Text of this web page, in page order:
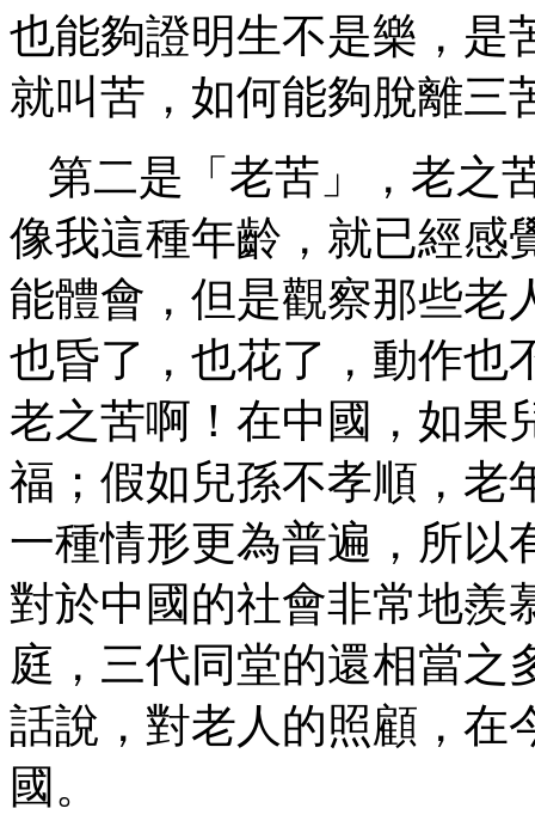
也能夠證明生不是樂，是
就叫苦，如何能夠脫離三
第二是「老苦」，老之
像我這種年齡，就已經感
能體會，但是觀察那些老
也昏了，也花了，動作也
老之苦啊！在中國，如果
福；假如兒孫不孝順，老
一種情形更為普遍，所以
對於中國的社會非常地羨
庭，三代同堂的還相當之
話說，對老人的照顧，在
國。